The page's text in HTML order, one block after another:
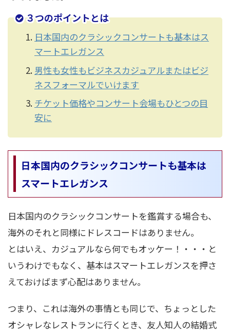
３つのポイントとは
日本国内のクラシックコンサートも基本はス
マートエレガンス
男性も女性もビジネスカジュアルまたはビジ
ネスフォーマルでいけます
チケット価格やコンサート会場もひとつの目
安に
日本国内のクラシックコンサートも基本は
スマートエレガンス
日本国内のクラシックコンサートを鑑賞する場合も、
海外のそれと同様にドレスコードはありません。
とはいえ、カジュアルなら何でもオッケー！・・・と
いうわけでもなく、基本はスマートエレガンスを押さ
えておけばまず心配はありません。
つまり、これは海外の事情とも同じで、ちょっとした
オシャレなレストランに行くとき、友人知人の結婚式